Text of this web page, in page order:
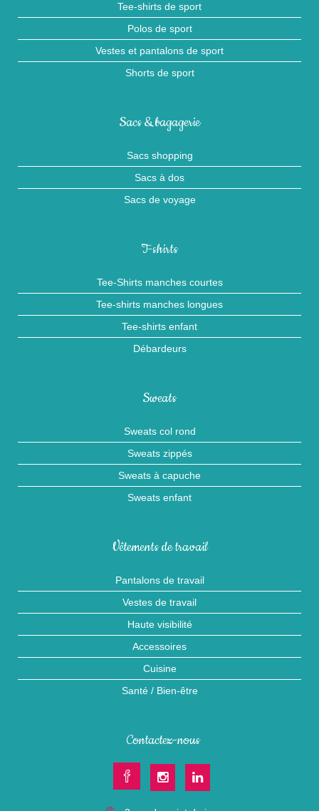
Tee-shirts de sport
Polos de sport
Vestes et pantalons de sport
Shorts de sport
Sacs & bagagerie
Sacs shopping
Sacs à dos
Sacs de voyage
T-shirts
Tee-Shirts manches courtes
Tee-shirts manches longues
Tee-shirts enfant
Débardeurs
Sweats
Sweats col rond
Sweats zippés
Sweats à capuche
Sweats enfant
Vêtements de travail
Pantalons de travail
Vestes de travail
Haute visibilité
Accessoires
Cuisine
Santé / Bien-être
Contactez-nous